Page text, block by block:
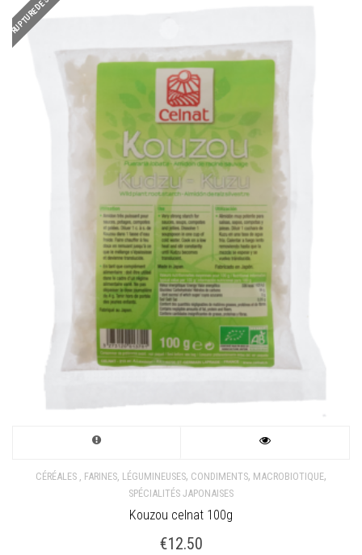
CÉRÉALES , FARINES, LÉGUMINEUSES, CONDIMENTS, MACROBIOTIQUE,
SPÉCIALITÉS JAPONAISES
Kouzou celnat 100g
€12.50